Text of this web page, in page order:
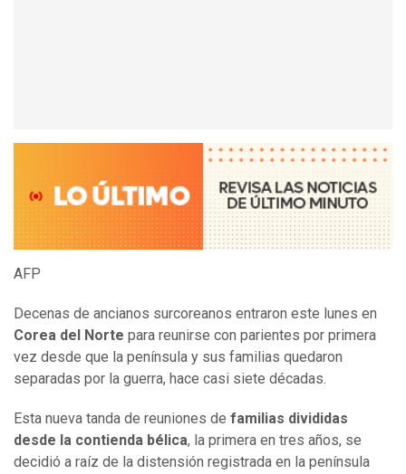
AFP
Decenas de ancianos surcoreanos entraron este lunes en
Corea del Norte para reunirse con parientes por primera
vez desde que la península y sus familias quedaron
separadas por la guerra, hace casi siete décadas.
Esta nueva tanda de reuniones de familias divididas
desde la contienda bélica, la primera en tres años, se
decidió a raíz de la distensión registrada en la península